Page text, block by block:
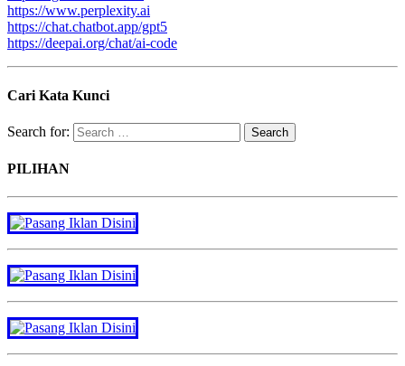
https://www.perplexity.ai
https://chat.chatbot.app/gpt5
https://deepai.org/chat/ai-code
Cari Kata Kunci
Search for:
PILIHAN